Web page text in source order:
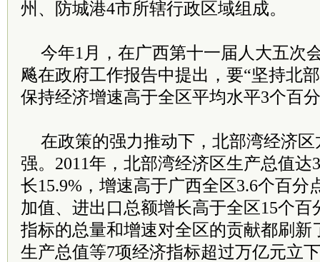
州、防城港4市所辖行政区域组成。
今年1月，在广西第十一届人大五次
飚在政府工作报告中提出，要“坚持北
保持经济增速高于全区平均水平3个百
在政策的强力推动下，北部湾经济
强。2011年，北部湾经济区生产总值达
长15.9%，增速高于广西全区3.6个百分
加值、进出口总额增长高于全区15个百
指标的总量和增速对全区的贡献都刷新
生产总值等7项经济指标超过万亿元立